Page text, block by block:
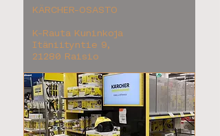
KÄRCHER-OSASTO
K-Rauta Kuninkoja
Itäniityntie 9,
21280 Raisio